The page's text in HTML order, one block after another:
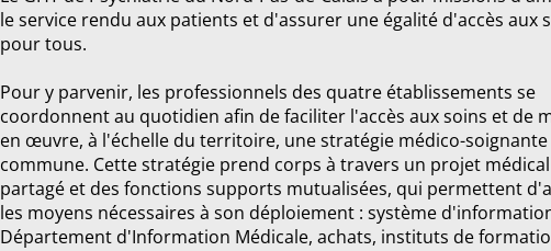
le service rendu aux patients et d'assurer une égalité d'accès aux
pour tous.
Pour y parvenir, les professionnels des quatre établissements se
coordonnent au quotidien afin de faciliter l'accès aux soins et de
en œuvre, à l'échelle du territoire, une stratégie médico-soignante
commune. Cette stratégie prend corps à travers un projet médical
partagé et des fonctions supports mutualisées, qui permettent
les moyens nécessaires à son déploiement : système
Département d'Information Médicale, achats, instituts de